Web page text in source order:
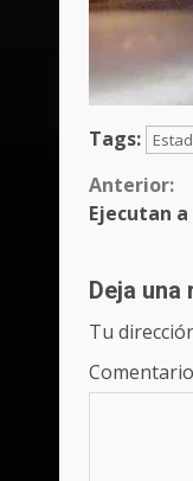
Tags:
Sigue
leyendo
Anterior:
Ejecutan
Deja una
Tu
Comentario